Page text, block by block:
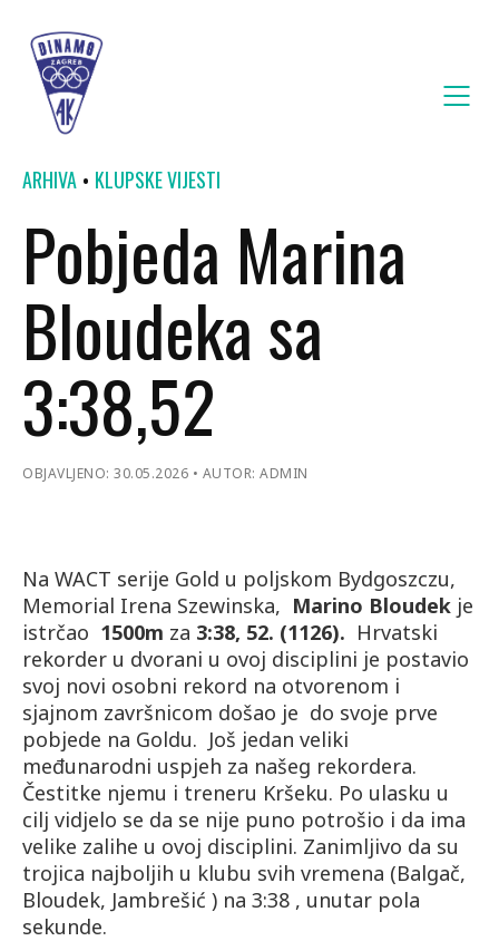
ARHIVA KLUPSKE VIJESTI
Pobjeda Marina
Bloudeka sa
3:38,52
OBJAVLJENO: 30.05.2026 AUTOR: ADMIN
Na WACT serije Gold u poljskom Bydgoszczu,
Memorial Irena Szewinska, Marino Bloudek je
istrčao 1500m za 3:38, 52. (1126). Hrvatski
rekorder u dvorani u ovoj disciplini je postavio
svoj novi osobni rekord na otvorenom i
sjajnom završnicom došao je do svoje prve
pobjede na Goldu. Još jedan veliki
međunarodni uspjeh za našeg rekordera.
Čestitke njemu i treneru Kršeku. Po ulasku u
cilj vidjelo se da se nije puno potrošio i da ima
velike zalihe u ovoj disciplini. Zanimljivo da su
trojica najboljih u klubu svih vremena (Balgač,
Bloudek, Jambrešić ) na 3:38 , unutar pola
sekunde.